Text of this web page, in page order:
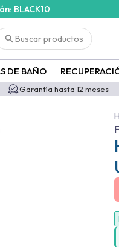
BLACK10
Buscar productos
DE BAÑO
Garantía hasta 12 meses